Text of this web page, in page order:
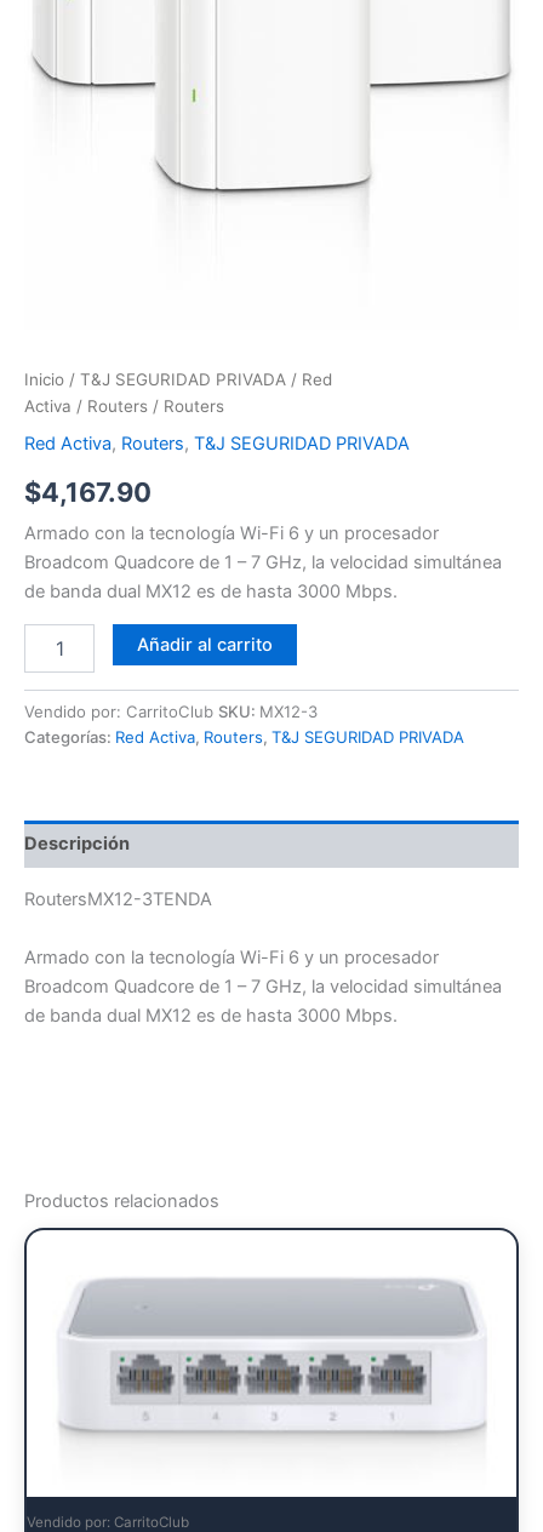
Inicio / T&J SEGURIDAD PRIVADA / Red
Activa / Routers / Routers
Red Activa, Routers, T&J SEGURIDAD PRIVADA
$4,167.90
Armado con la tecnología Wi-Fi 6 y un procesador
Broadcom Quadcore de 1 – 7 GHz, la velocidad simultánea
de banda dual MX12 es de hasta 3000 Mbps.
Añadir al carrito
Vendido por: CarritoClub SKU: MX12-3
Categorías: Red Activa, Routers, T&J SEGURIDAD PRIVADA
Descripción
RoutersMX12-3TENDA
Armado con la tecnología Wi-Fi 6 y un procesador
Broadcom Quadcore de 1 – 7 GHz, la velocidad simultánea
de banda dual MX12 es de hasta 3000 Mbps.
Productos relacionados
Vendido por: CarritoClub